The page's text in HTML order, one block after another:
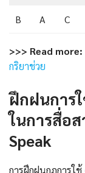
B A C
>>> Read more:
กริยาช่วย
ฝึกฝนการ
ในการสื่อ
Speak
การฝึกฝนกฎการใช้